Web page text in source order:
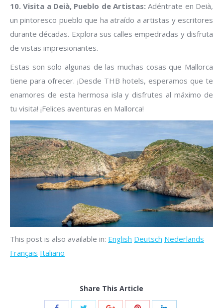
10. Visita a Deià, Pueblo de Artistas:Adéntrate en Deià,
un pintoresco pueblo que ha atraído a artistas y escritores
durante décadas. Explora sus calles empedradas y disfruta
de vistas impresionantes.
Estas son solo algunas de las muchas cosas que Mallorca
tiene para ofrecer. ¡Desde THB hotels, esperamos que te
enamores de esta hermosa isla y disfrutes al máximo de
tu visita! ¡Felices aventuras en Mallorca!
This post is also available in: English Deutsch Nederlands
Français Italiano
Share This Article